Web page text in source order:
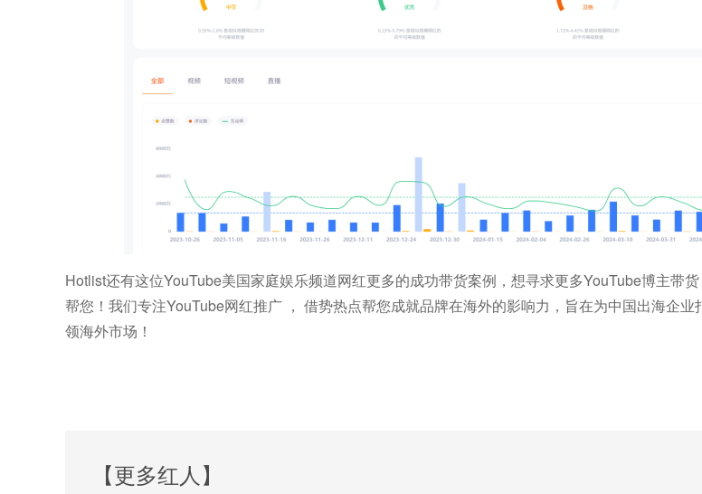
Hotlist还有这位YouTube美国家庭娱乐频道网红更多的成功带货案例，想寻求更多YouTube博主带
帮您！我们专注YouTube网红推广 ， 借势热点帮您成就品牌在海外的影响力，旨在为中国出海企
领海外市场！
【更多红人】